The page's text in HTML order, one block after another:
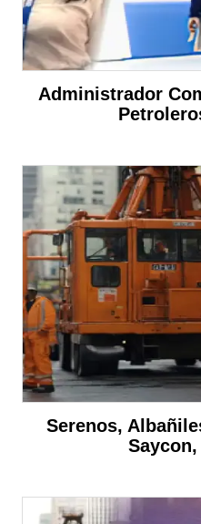
Administrador
Serenos,